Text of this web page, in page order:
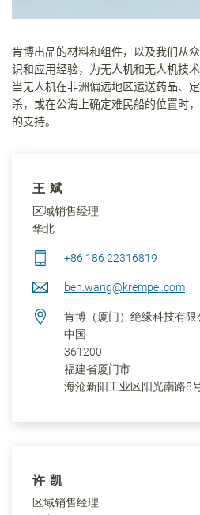
肯博出品的材料和组件，以及我们从
识和应用经验，为无人机和无人机技
当无人机在非洲偏远地区运送药品、
杀，或在公海上确定难民船的位置时
的支持。
王 斌
区域销售经理
华北
+86 186 22316819
ben.wang@krempel.com
肯博（厦门）绝缘科技有限
中国
361200
福建省厦门市
海沧新阳工业区阳光南路8
许 凯
区域销售经理